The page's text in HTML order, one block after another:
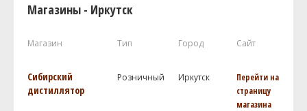
Магазины - Иркутск
Магазин Тип Город Сайт
Сибирский
дистиллятор
Розничный Иркутск
Перейти на
страницу
магазина